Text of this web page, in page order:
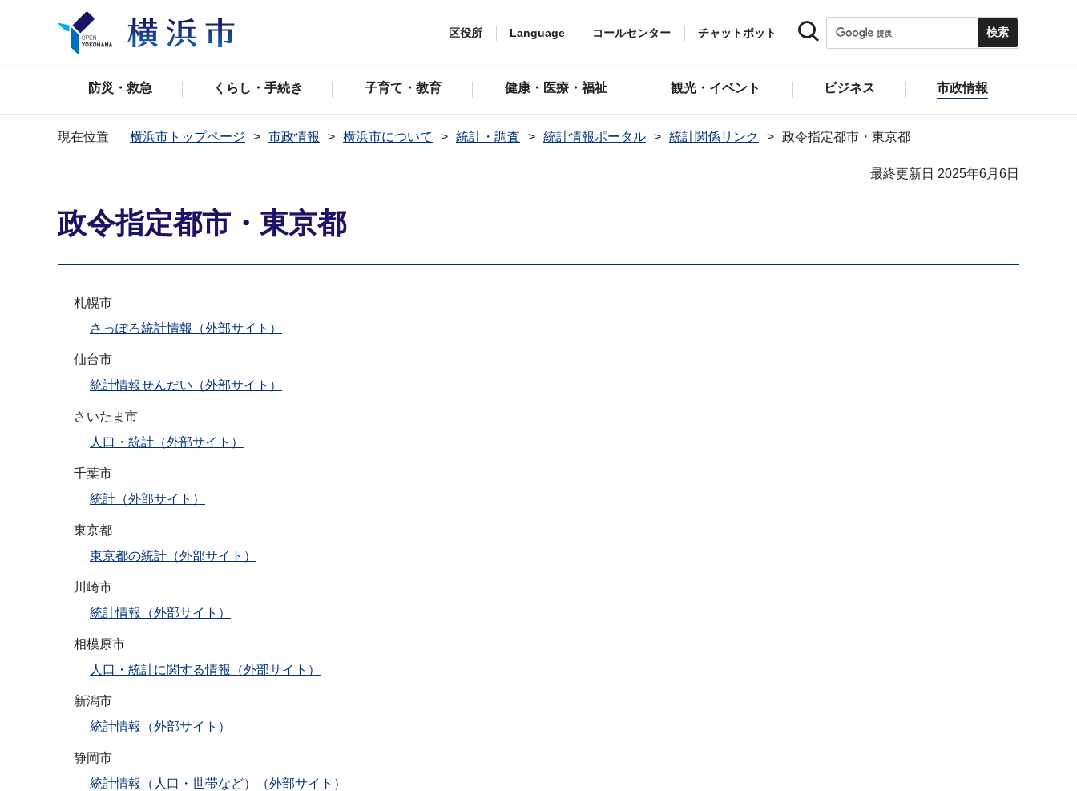
区役所 Language コールセンター チャットボット
防災・救急 くらし・手続き 子育て・教育 健康・医療・福祉 観光・イベント ビジネス 市政情報
現在位置 横浜市トップページ 市政情報 横浜市について 統計・調査 統計情報ポータル 統計関係リンク 政令指定都市・東京都
最終更新日 2025年6月6日
政令指定都市・東京都
札幌市
さっぽろ統計情報（外部サイト）
仙台市
統計情報せんだい（外部サイト）
さいたま市
人口・統計（外部サイト）
千葉市
統計（外部サイト）
東京都
東京都の統計（外部サイト）
川崎市
統計情報（外部サイト）
相模原市
人口・統計に関する情報（外部サイト）
新潟市
統計情報（外部サイト）
静岡市
統計情報（人口・世帯など）（外部サイト）